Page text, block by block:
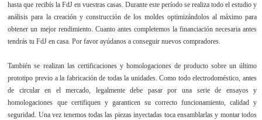
hasta que recibís la FdJ en vuestras casas. Durante este período se realiza todo el estudio y
análisis para la creación y construcción de los moldes optimizándolos al máximo para
obtener un mejor rendimiento. Cuanto antes completemos la financiación necesaria antes
tendrás tu FdJ en casa. Por favor ayúdanos a conseguir nuevos compradores.
También se realizan las certificaciones y homologaciones de producto sobre un último
prototipo previo a la fabricación de todas la unidades. Como todo electrodoméstico, antes
de circular en el mercado, legalmente debe pasar por una serie de ensayos y
homologaciones que certifiquen y garanticen su correcto funcionamiento, calidad y
seguridad. Una vez tenemos todas las piezas inyectadas toca ensamblarlas y montar todos